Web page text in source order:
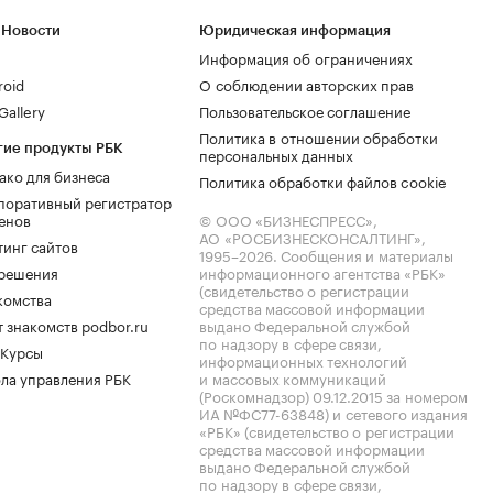
продукты РБК
для бизнеса
регистратор
сайтов
знакомств podbor.ru
управления РБК
Юридическая информация
Информация об ограничениях
О соблюдении авторских прав
Пользовательское соглашение
Политика в отношении обработки
персональных данных
Политика обработки файлов cookie
© ООО «БИЗНЕСПРЕСС»,
АО «РОСБИЗНЕСКОНСАЛТИНГ»,
1995–2026. Сообщения и материалы
информационного агентства «РБК»
(свидетельство о регистрации
средства массовой информации
выдано Федеральной службой
по надзору в сфере связи,
информационных технологий
и массовых коммуникаций
(Роскомнадзор) 09.12.2015 за номером
ИА №ФС77-63848) и сетевого издания
«РБК» (свидетельство о регистрации
средства массовой информации
выдано Федеральной службой
по надзору в сфере связи,